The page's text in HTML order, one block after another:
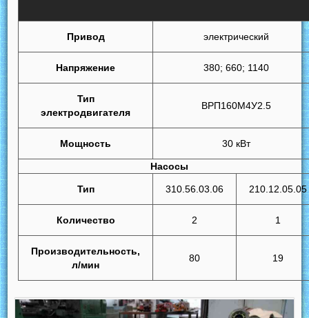
Привод электрический
Напряжение 380; 660; 1140
Тип
электродвигателя
ВРП160М4У2.5
Мощность 30 кВт
Насосы
Тип 310.56.03.06 210.12.05.05
Количество 2 1
Производительность,
л/мин
80 19